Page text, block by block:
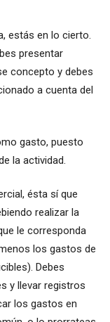
estás en lo cierto.
presentar
concepto y debes
a cuenta del
gasto, puesto
la actividad.
ésta sí que
realizar la
le corresponda
los gastos de
Debes
y llevar registros
los gastos en